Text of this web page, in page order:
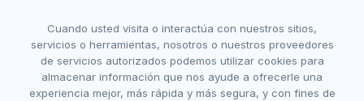
Cuando usted visita o interactúa con nuestros sitios,
servicios o herramientas, nosotros o nuestros proveedores
de servicios autorizados podemos utilizar cookies para
almacenar información que nos ayude a ofrecerle una
experiencia mejor, más rápida y más segura, y con fines de